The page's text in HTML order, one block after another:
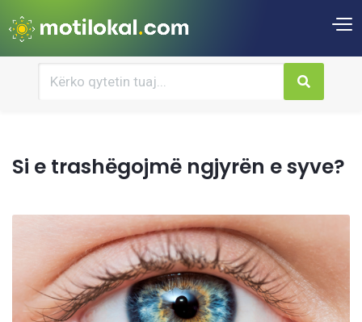
Si e trashëgojmë ngjyrën e syve?